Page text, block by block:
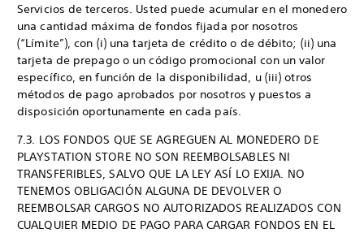
Servicios de terceros. Usted puede acumular en el monedero
una cantidad máxima de fondos fijada por nosotros
(“Límite”), con (i) una tarjeta de crédito o de débito; (ii) una
tarjeta de prepago o un código promocional con un valor
específico, en función de la disponibilidad, u (iii) otros
métodos de pago aprobados por nosotros y puestos a
disposición oportunamente en cada país.
7.3. LOS FONDOS QUE SE AGREGUEN AL MONEDERO DE
PLAYSTATION STORE NO SON REEMBOLSABLES NI
TRANSFERIBLES, SALVO QUE LA LEY ASÍ LO EXIJA. NO
TENEMOS OBLIGACIÓN ALGUNA DE DEVOLVER O
REEMBOLSAR CARGOS NO AUTORIZADOS REALIZADOS CON
CUALQUIER MEDIO DE PAGO PARA CARGAR FONDOS EN EL